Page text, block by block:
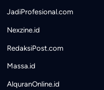
JadiProfesional.com
Nexzine.id
RedaksiPost.com
Massa.id
AlquranOnline.id